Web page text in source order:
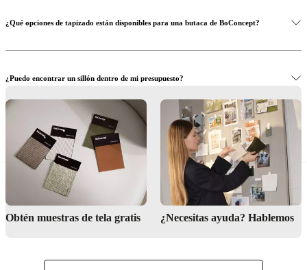
¿Qué opciones de tapizado están disponibles para una butaca de BoConcept?
¿Puedo encontrar un sillón dentro de mi presupuesto?
¿Ofrecéis ayuda para encontrar el sillón perfecto?
Obtén muestras de tela gratis ¿Necesitas ayuda? Hablemos